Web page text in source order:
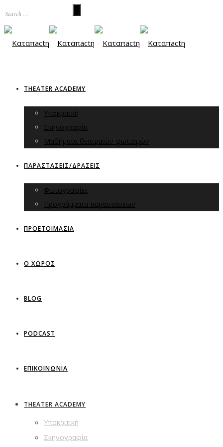
THEATER ACADEMY
Υποκριτική
Σκηνογραφία
Μαθήματα θεατρικών φωτισμών
ΠΑΡΑΣΤΑΣΕΙΣ/ΔΡΑΣΕΙΣ
Φωτογραφίες
Προγράμματα παραστάσεων
ΠΡΟΕΤΟΙΜΑΣΙΑ
Ο ΧΩΡΟΣ
BLOG
PODCAST
ΕΠΙΚΟΙΝΩΝΙΑ
THEATER ACADEMY
Υποκριτική
Σκηνογραφία